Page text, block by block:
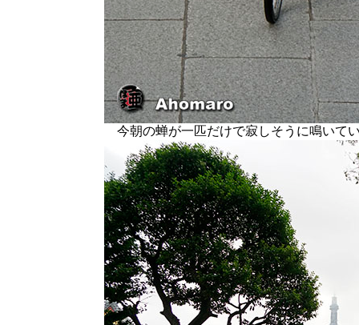
今朝の蝉が一匹だけで寂しそうに鳴いて